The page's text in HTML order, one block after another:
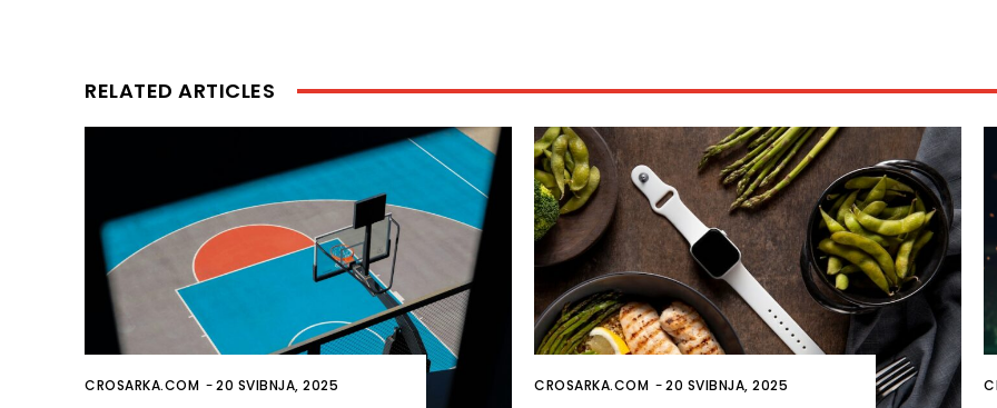
RELATED ARTICLES
CROSARKA.COM -20 SVIBNJA, 2025 CROSARKA.COM -20 SVIBNJA, 2025